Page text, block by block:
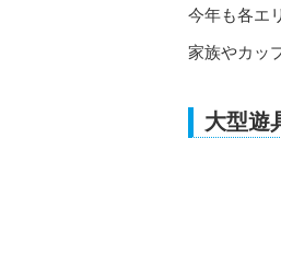
今年も各エ
家族やカッ
大型遊